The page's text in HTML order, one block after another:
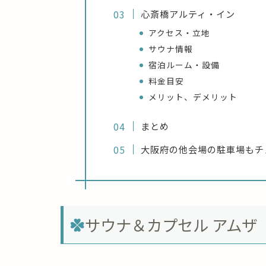
心斎橋アルティ・イン
アクセス・立地
サウナ情報
宿泊ルーム・設備
料金目安
メリット、デメリット
まとめ
大阪府の他会場の駐車場も
サウナ＆カプセル アムザ